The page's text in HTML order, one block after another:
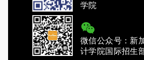
学院
微信公众号：新
计学院国际招生